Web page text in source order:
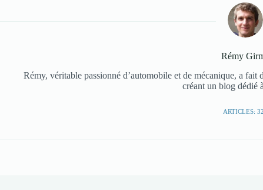
Rémy
Rémy, véritable passionné d’automobile et de mécanique, a
créant un blog dédié
ARTICLES: